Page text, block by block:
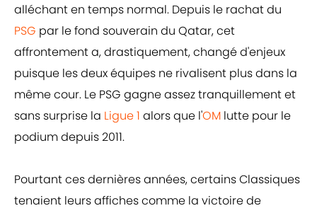
alléchant en temps normal. Depuis le rachat du
PSG par le fond souverain du Qatar, cet
affrontement a, drastiquement, changé d'enjeux
puisque les deux équipes ne rivalisent plus dans la
même cour. Le PSG gagne assez tranquillement et
sans surprise la Ligue 1 alors que l'OM lutte pour le
podium depuis 2011.
Pourtant ces dernières années, certains Classiques
tenaient leurs affiches comme la victoire de